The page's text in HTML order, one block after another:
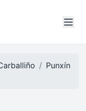
Punxín